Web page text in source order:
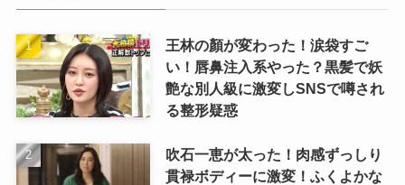
王林の顏が変わった！涙袋すご
い！唇鼻注入系やった？黒髪で妖
艶な別人級に激変しSNSで噂され
る整形疑惑
吹石一恵が太った！肉感ずっしり
貫禄ボディーに激変！ふくよかな